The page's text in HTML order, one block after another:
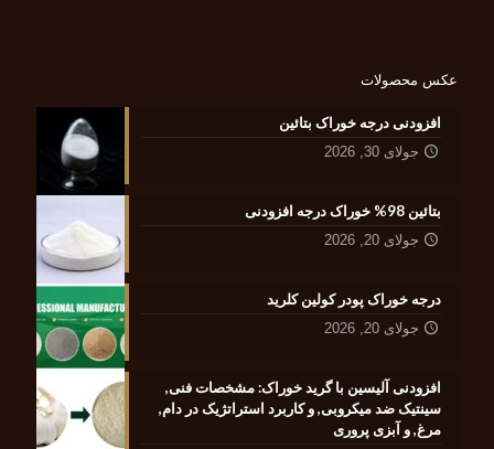
عکس محصولات
افزودنی درجه خوراک بتائین
جولای 30, 2026
بتائین 98% خوراک درجه افزودنی
جولای 20, 2026
درجه خوراک پودر کولین کلرید
جولای 20, 2026
افزودنی آلیسین با گرید خوراک: مشخصات فنی,
سینتیک ضد میکروبی, و کاربرد استراتژیک در دام,
مرغ, و آبزی پروری